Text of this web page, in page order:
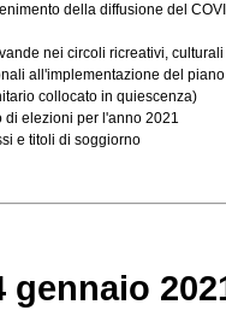
della diffusione del
nei circoli ricreativi,
all'implementazione del
collocato in quiescenza)
di elezioni per l'anno 2021
e titoli di soggiorno
gennaio